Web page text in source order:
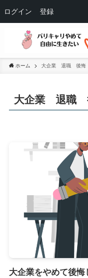
ログイン 登録
ホーム 大企業 退職 後悔
大企業 退職
大企業をやめて後